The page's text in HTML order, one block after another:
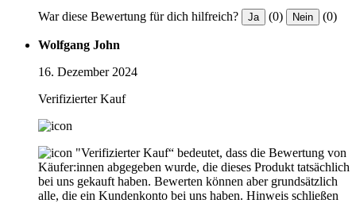
War diese Bewertung für dich hilfreich? Ja (0) Nein (0)
Wolfgang John
16. Dezember 2024
Verifizierter Kauf
"Verifizierter Kauf“ bedeutet, dass die Bewertung von
Käufer:innen abgegeben wurde, die dieses Produkt tatsächlich
bei uns gekauft haben. Bewerten können aber grundsätzlich
alle, die ein Kundenkonto bei uns haben. Hinweis schließen